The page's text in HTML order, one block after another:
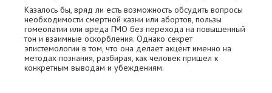
Казалось бы, вряд ли есть возможность обсудить вопросы
необходимости смертной казни или абортов, пользы
гомеопатии или вреда ГМО без перехода на повышенный
тон и взаимные оскорбления. Однако секрет
эпистемологии в том, что она делает акцент именно на
методах познания, разбирая, как человек пришел к
конкретным выводам и убеждениям.